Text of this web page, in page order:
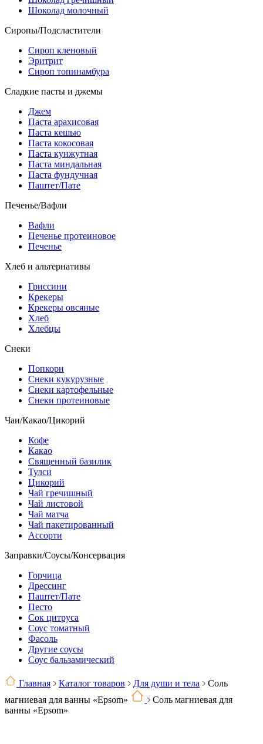
Шоколад молочный
Сиропы/Подсластители
Сироп кленовый
Эритрит
Сироп топинамбура
Сладкие пасты и джемы
Джем
Паста арахисовая
Паста кешью
Паста кокосовая
Паста кунжутная
Паста миндальная
Паста фундучная
Паштет/Пате
Печенье/Вафли
Вафли
Печенье протеиновое
Печенье
Хлеб и альтернативы
Гриссини
Крекеры
Крекеры овсяные
Хлеб
Хлебцы
Снеки
Попкорн
Снеки кукурузные
Снеки картофельные
Снеки протеиновые
Чаи/Какао/Цикорий
Кофе
Какао
Священный базилик
Тулси
Цикорий
Чай гречишный
Чай листовой
Чай матча
Чай пакетированный
Ассорти
Заправки/Соусы/Консервация
Горчица
Дрессинг
Паштет/Пате
Песто
Сок цитруса
Соус томатный
Фасоль
Другие соусы
Соус бальзамический
Главная Каталог товаров Для души и тела
Соль
магниевая для ванны «Epsom»
Соль магниевая для
ванны «Epsom»